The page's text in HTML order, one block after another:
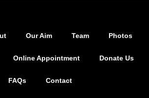
Our Aim Team Photos
Online Appointment Donate Us
FAQs Contact